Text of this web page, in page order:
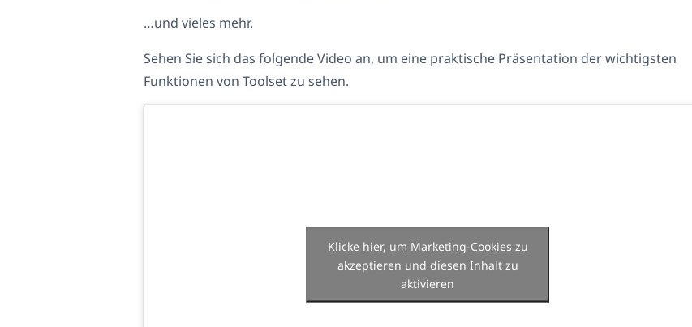
…und vieles mehr.
Sehen Sie sich das folgende Video an, um eine praktische Präsentation der wichtigsten
Funktionen von Toolset zu sehen.
Klicke hier, um Marketing-Cookies zu
akzeptieren und diesen Inhalt zu
aktivieren